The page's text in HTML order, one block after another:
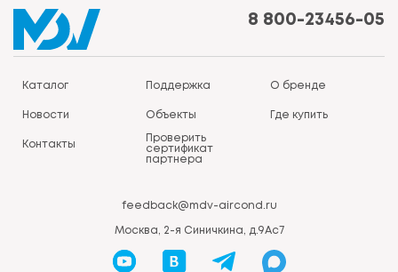
8 800-23456-05
Каталог Поддержка О бренде
Новости Объекты Где купить
Контакты
Проверить
сертификат
партнера
feedback@mdv-aircond.ru
Москва, 2-я Синичкина, д.9Ас7